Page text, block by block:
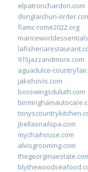
elpatronchardon.com
donglaishun-
fiamc-rome2022.org
915jazzandmore.com
aguadulce-
jakehovis.com
bosswingsduluth.com
jbellasnailspa.com
mychaihouse.com
alvisgrooming.com